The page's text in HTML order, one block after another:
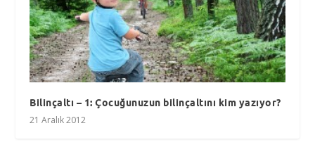
Bilinçaltı – 1: Çocuğunuzun bilinçaltını kim yazıyor?
21 Aralık 2012